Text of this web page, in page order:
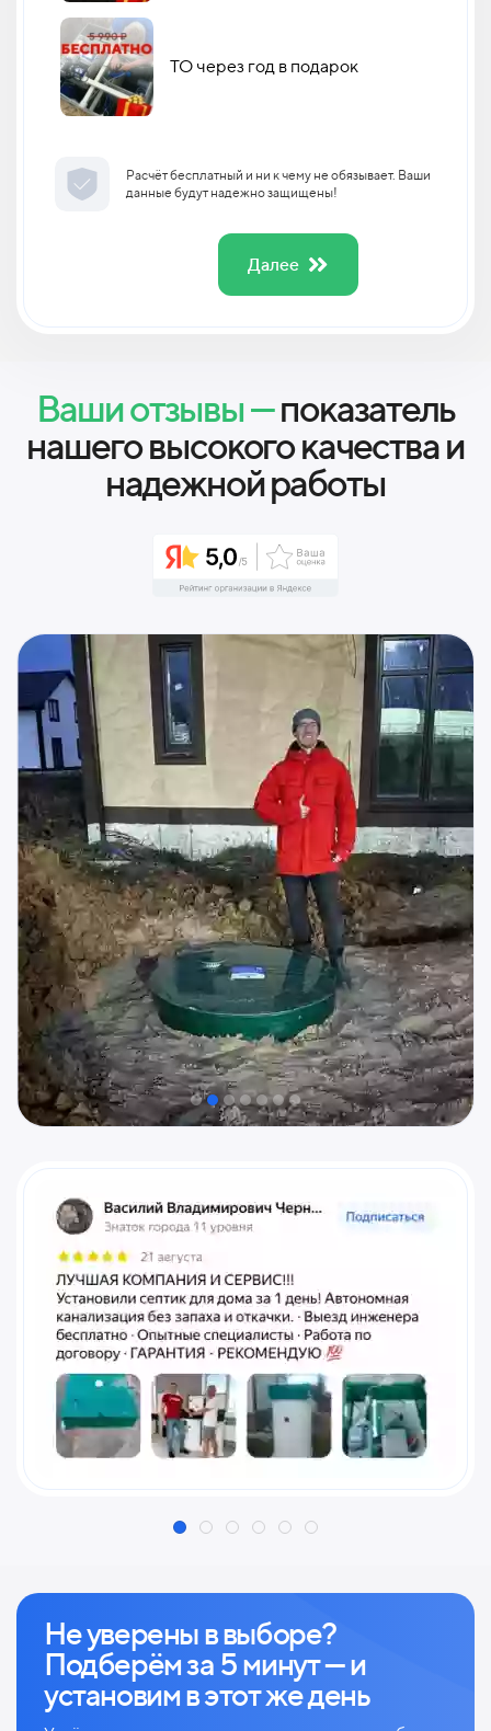
ТО через год в подарок
Расчёт бесплатный и ни к чему не обязывает. Ваши
данные будут надежно защищены!
Далее
Ваши отзывы —показатель
нашего высокого качества и
надежной работы
Не уверены в выборе?
Подберём за 5 минут — и
установим в этот же день